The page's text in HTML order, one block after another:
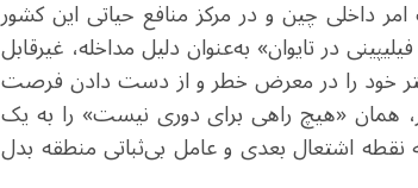
داخلی چین و در مرکز منافع حیاتی این کشور
در تایوان» به‌عنوان دلیل مداخله، غیرقابل
خود را در معرض خطر و از دست دادن فرصت
همان «هیچ راهی برای دوری نیست» را به یک
نقطه اشتعال بعدی و عامل بی‌ثباتی منطقه بدل